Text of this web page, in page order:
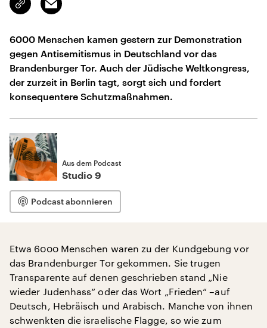
kopieren/teilen
6000 Menschen kamen gestern zur Demonstration
gegen Antisemitismus in Deutschland vor das
Brandenburger Tor. Auch der Jüdische Weltkongress,
der zurzeit in Berlin tagt, sorgt sich und fordert
konsequentere Schutzmaßnahmen.
Aus dem Podcast
Studio 9
Podcast abonnieren
Etwa 6000 Menschen waren zu der Kundgebung vor
das Brandenburger Tor gekommen. Sie trugen
Transparente auf denen geschrieben stand „Nie
wieder Judenhass“ oder das Wort „Frieden“ –auf
Deutsch, Hebräisch und Arabisch. Manche von ihnen
schwenkten die israelische Flagge, so wie zum